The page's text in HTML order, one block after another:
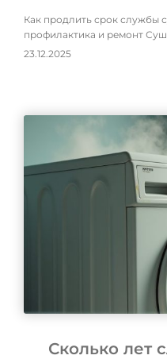
Как продлить срок службы
профилактика и ремонт
23.12.2025
Сколько лет